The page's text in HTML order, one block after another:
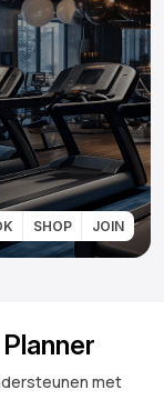
SHOP JOIN
met